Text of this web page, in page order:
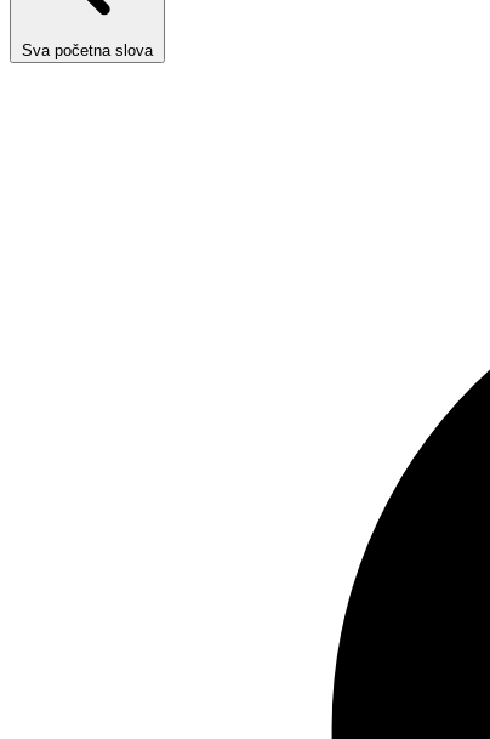
Sva početna slova